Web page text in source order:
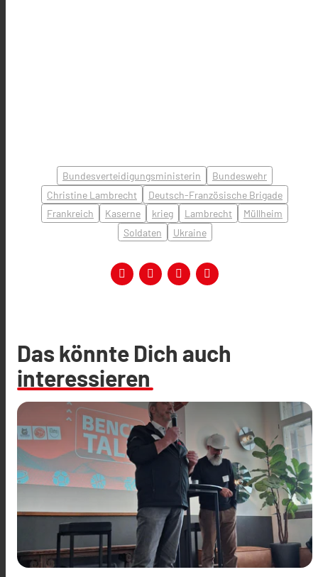
Bundesverteidigungsministerin
Bundeswehr
Christine Lambrecht
Deutsch-Französische Brigade
Frankreich
Kaserne krieg Lambrecht
Müllheim
Soldaten
Ukraine
Das könnte Dich auch
interessieren